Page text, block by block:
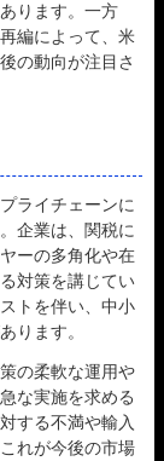
ります。一方
編によって、米
の動向が注目さ
ライチェーンに
企業は、関税に
ーの多角化や在
対策を講じてい
トを伴い、中小
ります。
の柔軟な運用や
な実施を求める
する不満や輸入
れが今後の市場